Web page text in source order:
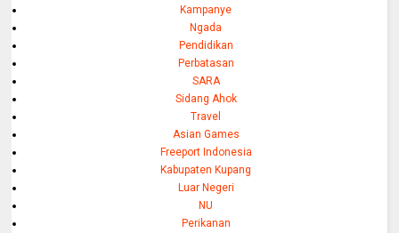
Kampanye
Ngada
Pendidikan
Perbatasan
SARA
Sidang Ahok
Travel
Asian Games
Freeport Indonesia
Kabupaten Kupang
Luar Negeri
NU
Perikanan